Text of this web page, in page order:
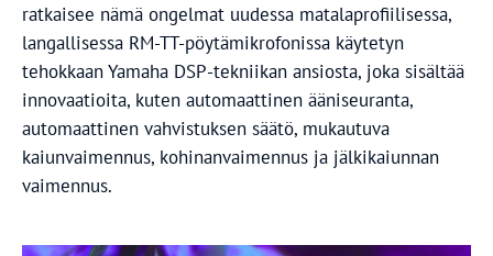
ratkaisee nämä ongelmat uudessa matalaprofiilisessa,
langallisessa RM-TT-pöytämikrofonissa käytetyn
tehokkaan Yamaha DSP-tekniikan ansiosta, joka sisältää
innovaatioita, kuten automaattinen ääniseuranta,
automaattinen vahvistuksen säätö, mukautuva
kaiunvaimennus, kohinanvaimennus ja jälkikaiunnan
vaimennus.